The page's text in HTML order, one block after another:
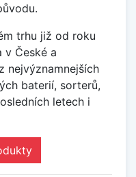
trhu již od roku
v České a
nejvýznamnejších
baterií, sorterů,
letech i